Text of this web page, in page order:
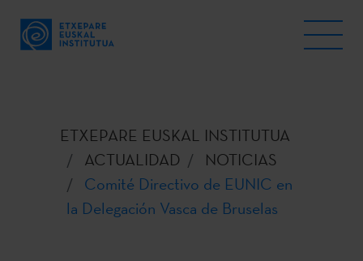
ETXEPARE EUSKAL INSTITUTUA
ACTUALIDAD
NOTICIAS
Comité Directivo de EUNIC en
la Delegación Vasca de Bruselas